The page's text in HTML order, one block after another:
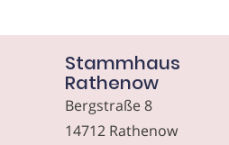
Stammhaus
Rathenow
Bergstraße 8
14712 Rathenow